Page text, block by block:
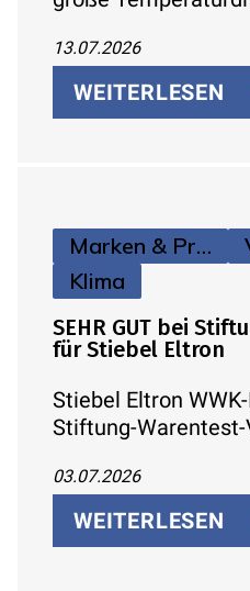
energetisch
konkrete Tipps zur
Einstellung der
13.07.2026
WEITERLESEN
Marken & Produkte
Klima
SEHR GUT bei
für Stiebel Eltron
Stiebel Eltron
Stiftung-
„SEHR GUT" (1,5)
„Preistipp" – bestes
Effizienz und
03.07.2026
WEITERLESEN